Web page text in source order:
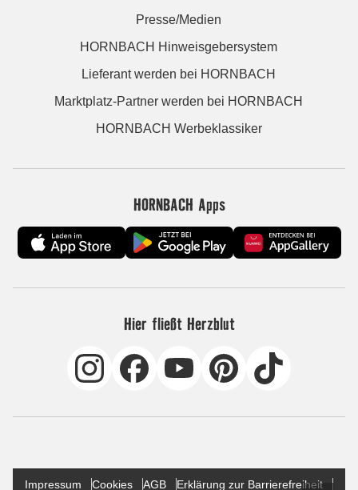
Presse/Medien
HORNBACH Hinweisgebersystem
Lieferant werden bei HORNBACH
Marktplatz-Partner werden bei HORNBACH
HORNBACH Werbeklassiker
HORNBACH Apps
Hier fließt Herzblut
Impressum Cookies AGB Erklärung zur Barrierefreiheit